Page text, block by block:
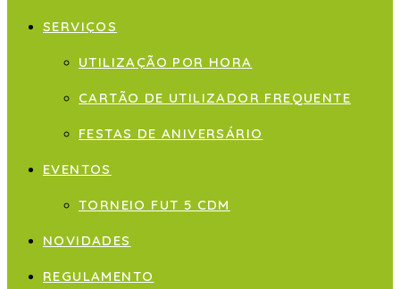
SERVIÇOS
UTILIZAÇÃO POR HORA
CARTÃO DE UTILIZADOR FREQUENTE
FESTAS DE ANIVERSÁRIO
EVENTOS
TORNEIO FUT 5 CDM
NOVIDADES
REGULAMENTO